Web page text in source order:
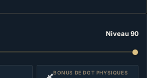
Niveau 90
BONUS DE DGT PHYSIQUES